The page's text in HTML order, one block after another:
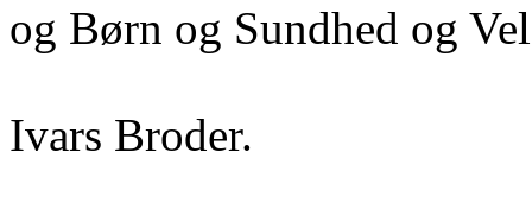
og Børn og Sundhed og
Ivars Broder.